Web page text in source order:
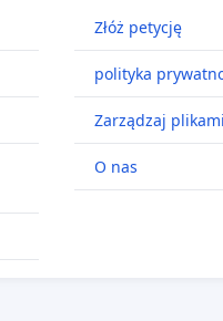
Złóż petycję
polityka
Zarządzaj
O nas